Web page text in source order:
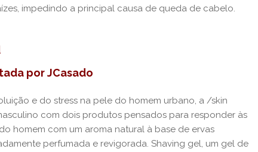
impedindo a principal causa de queda de cabelo.
por JCasado
e do stress na pele do homem urbano, a /skin
com dois produtos pensados para responder às
homem com um aroma natural à base de ervas
perfumada e revigorada. Shaving gel, um gel de